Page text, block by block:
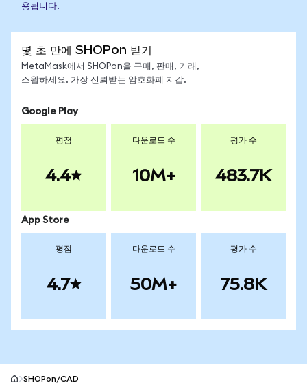
용됩니다.
몇 초 만에 SHOPon 받기
MetaMask에서 SHOPon을 구매, 판매, 거래,
스왑하세요. 가장 신뢰받는 암호화폐 지갑.
Google Play
평점
4.4
다운로드 수
10M+
평가 수
483.7K
App Store
평점
4.7
다운로드 수
50M+
평가 수
75.8K
SHOPon/CAD